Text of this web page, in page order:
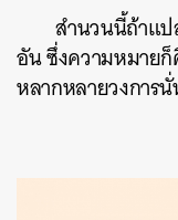
สำนวนนี้ถ้าแ
อัน ซึ่งความหมาย
หลากหลายวงการนั่